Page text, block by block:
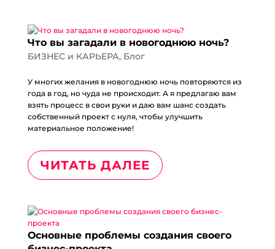
Что вы загадали в новогоднюю ночь?
БИЗНЕС и КАРЬЕРА, Блог
У многих желания в новогоднюю ночь повторяются из
года в год, но чуда не происходит. А я предлагаю вам
взять процесс в свои руки и даю вам шанс создать
собственный проект с нуля, чтобы улучшить
материальное положение!
ЧИТАТЬ ДАЛЕЕ
Основные проблемы создания своего